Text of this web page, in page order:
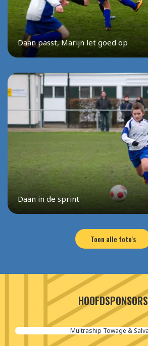
Daan passt, Marijn let goed op
Daan in de sprint
Toon alle foto's
HOOFDSPONSORS
Multraship Towage & Salvage